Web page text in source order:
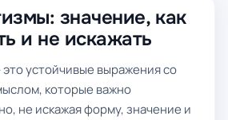
значение, как
и не искажать
устойчивые выражения со
которые важно
не искажая форму, значение и